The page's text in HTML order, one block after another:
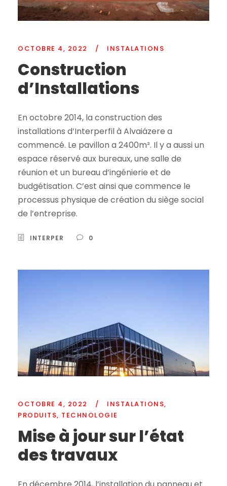
OCTOBRE 4, 2022 / INSTALATIONS
Construction
d’Installations
En octobre 2014, la construction des
installations d’Interperfil à Alvaiázere a
commencé. Le pavillon a 2400m². Il y a aussi un
espace réservé aux bureaux, une salle de
réunion et un bureau d’ingénierie et de
budgétisation. C’est ainsi que commence le
processus physique de création du siège social
de l’entreprise.
INTERPER 0
OCTOBRE 4, 2022 / INSTALATIONS,
PRODUITS, TECHNOLOGIE
Mise à jour sur l’état
des travaux